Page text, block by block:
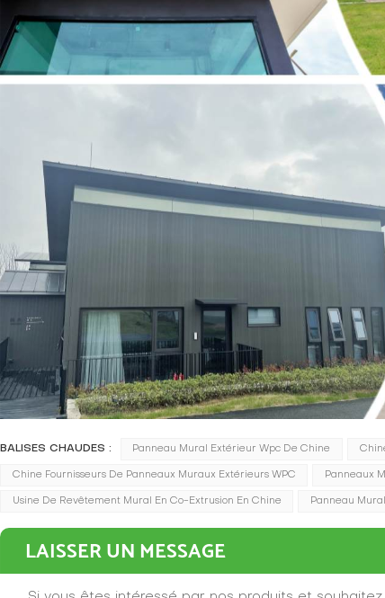
BALISES CHAUDES : Panneau Mural Extérieur Wpc De Chine
Chine Fournisseurs De Panneaux Muraux Extérieurs WPC Panneaux
Usine De Revêtement Mural En Co-Extrusion En Chine Panneau
LAISSER UN MESSAGE